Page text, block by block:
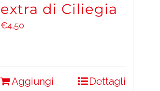
extra di Ciliegia
€4,50
Aggiungi Dettagli